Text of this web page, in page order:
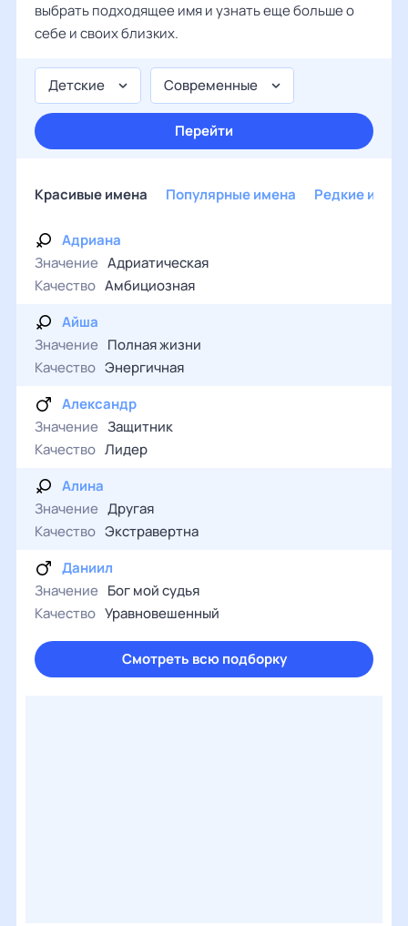
выбрать подходящее имя и узнать еще больше о
себе и своих близких.
Детские Современные
Перейти
Красивые имена Популярные имена Редкие
Адриана
Значение Адриатическая
Качество Амбициозная
Айша
Значение Полная жизни
Качество Энергичная
Александр
Значение Защитник
Качество Лидер
Алина
Значение Другая
Качество Экстравертна
Даниил
Значение Бог мой судья
Качество Уравновешенный
Смотреть всю подборку